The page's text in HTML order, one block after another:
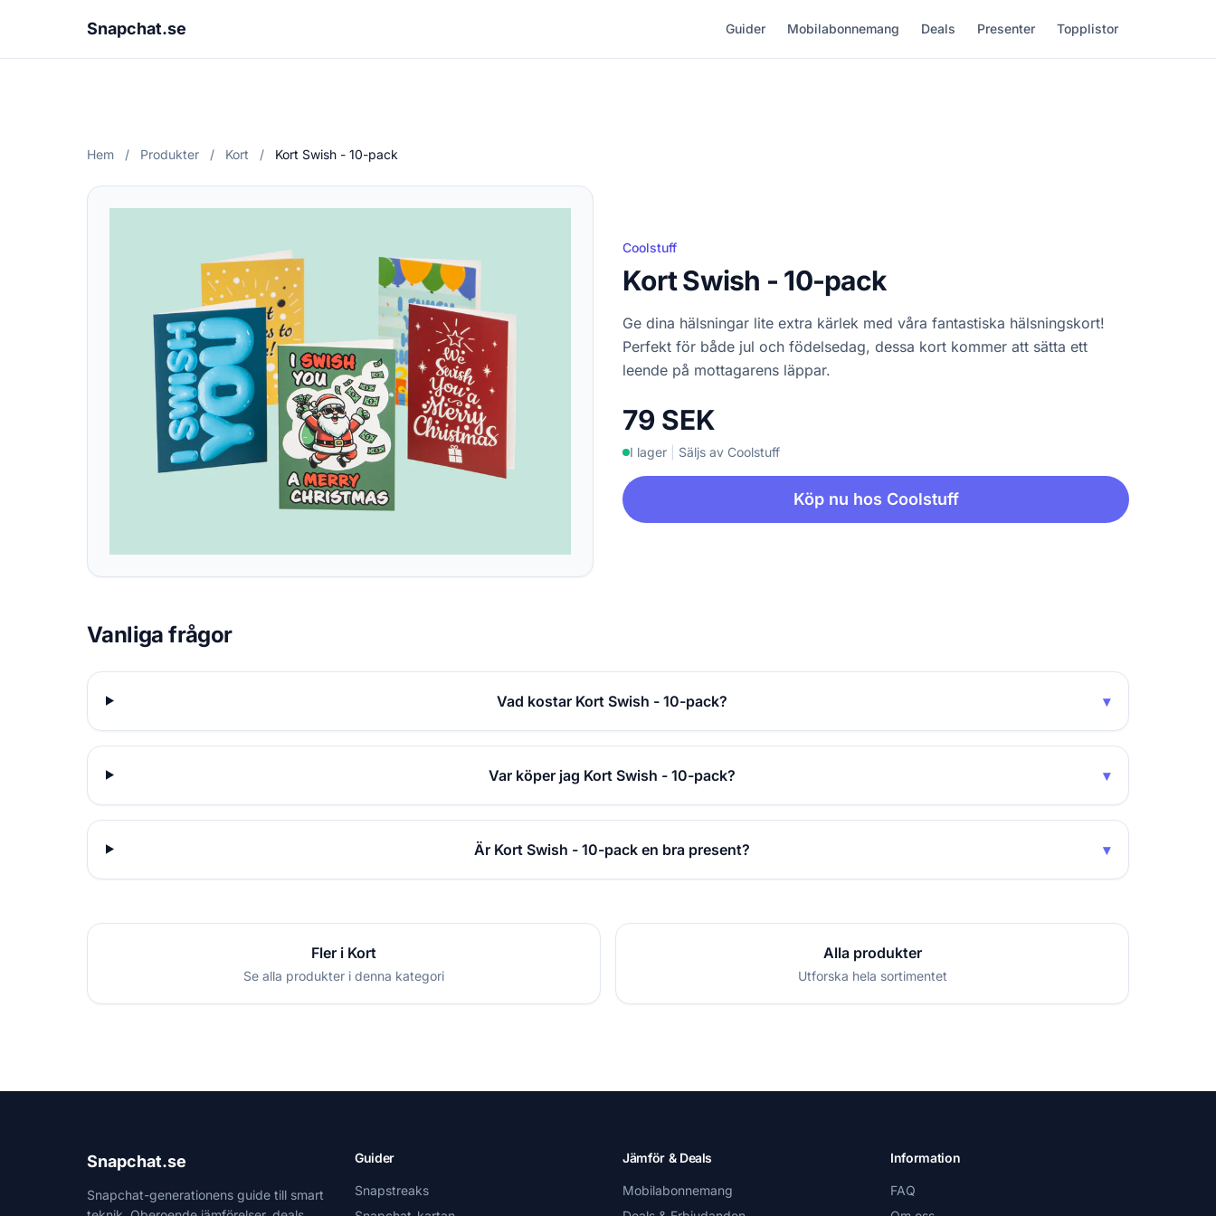
Snapchat.se Guider Mobilabonnemang Deals Presenter Topplistor
Hem / Produkter / Kort / Kort Swish - 10-pack
Coolstuff
Kort Swish - 10-pack
Ge dina hälsningar lite extra kärlek med våra fantastiska hälsningskort!
Perfekt för både jul och födelsedag, dessa kort kommer att sätta ett
leende på mottagarens läppar.
79 SEK
I lager Säljs av Coolstuff
Köp nu hos Coolstuff
Vanliga frågor
Vad kostar Kort Swish - 10-pack? ▾
Var köper jag Kort Swish - 10-pack? ▾
Är Kort Swish - 10-pack en bra present? ▾
Fler i Kort
Se alla produkter i denna kategori
Alla produkter
Utforska hela sortimentet
Snapchat.se
Snapchat-generationens guide till smart
Guider
Snapstreaks
Jämför & Deals
Mobilabonnemang
Information
FAQ